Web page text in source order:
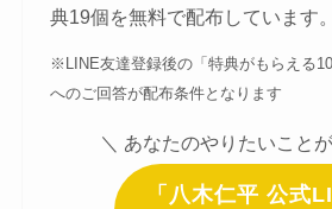
典19個を無料で配布しています。
※LINE友達登録後の「特典がもらえる
へのご回答が配布条件となります
＼ あなたのやりたいこと
「八木仁平 公式